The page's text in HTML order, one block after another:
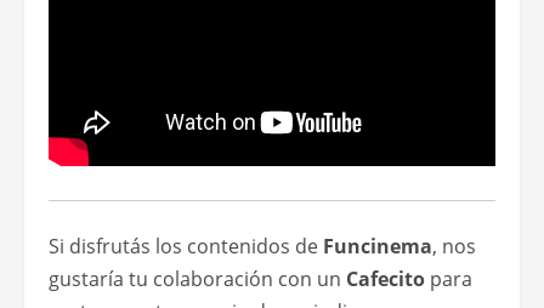
Si disfrutás los contenidos de Funcinema, nos
gustaría tu colaboración con un Cafecito para